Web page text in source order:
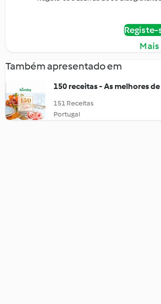
Também apresentado em
150 receitas - As melhores
151 Receitas
Portugal